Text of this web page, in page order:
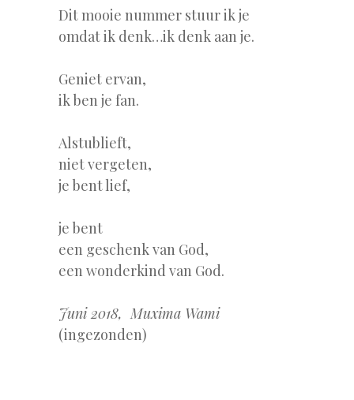
Dit mooie nummer stuur ik je
omdat ik denk…ik denk aan je.
Geniet ervan,
ik ben je fan.
Alstublieft,
niet vergeten,
je bent lief,
je bent
een geschenk van God,
een wonderkind van God.
Juni 2018, Muxima Wami
(ingezonden)